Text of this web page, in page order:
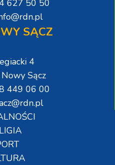
627 50 50
SĄCZ
4
Sącz
449 06 00